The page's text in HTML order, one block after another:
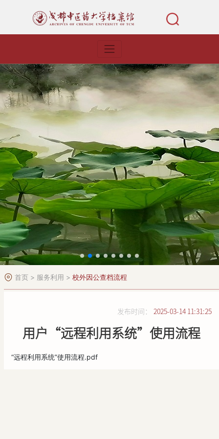
首页 > 服务利用 > 校外因公查档流程
发布时间： 2025-03-14 11:31:25
用户“远程利用系统”使用流程
“远程利用系统”使用流程.pdf